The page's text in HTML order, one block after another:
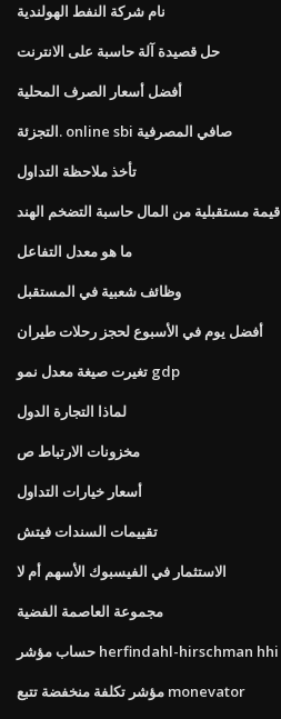
نام شركة النفط الهولندية
حل قصيدة آلة حاسبة على الانترنت
أفضل أسعار الصرف المحلية
التجزئة. online sbi صافي المصرفية
تأخذ ملاحظة التداول
قيمة مستقبلية من المال حاسبة التضخم الهند
ما هو معدل التفاعل
وظائف شعبية في المستقبل
أفضل يوم في الأسبوع لحجز رحلات طيران
تغيرت صيغة معدل نمو gdp
لماذا التجارة الدول
مخزونات الارتباط ص
أسعار خيارات التداول
تقييمات السندات فيتش
الاستثمار في الفيسبوك الأسهم أم لا
مجموعة العاصمة الفضية
حساب مؤشر herfindahl-hirschman hhi
مؤشر تكلفة منخفضة تتبع monevator